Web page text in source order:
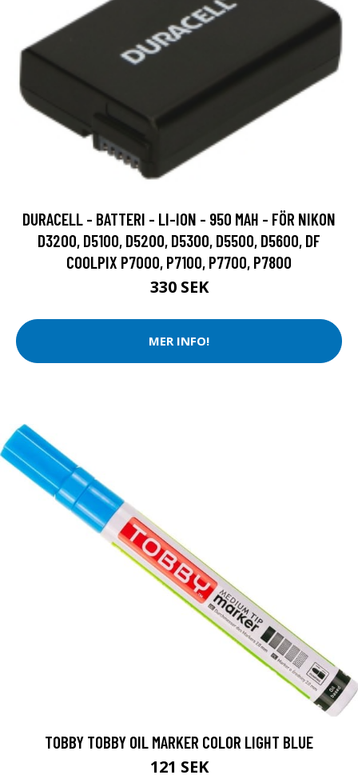
DURACELL - BATTERI - LI-ION - 950 MAH - FÖR NIKON
D3200, D5100, D5200, D5300, D5500, D5600, DF
COOLPIX P7000, P7100, P7700, P7800
330 SEK
MER INFO!
TOBBY TOBBY OIL MARKER COLOR LIGHT BLUE
121 SEK